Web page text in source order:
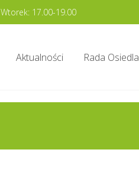
Wtorek: 17.00-19.00
Aktualności Rada Osiedla